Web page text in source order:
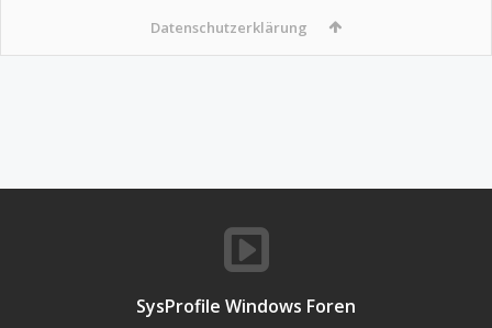
Datenschutzerklärung
SysProfile Windows Foren